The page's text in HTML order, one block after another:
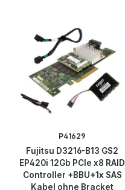
P41629
Fujitsu D3216-B13 GS2
EP420i 12Gb PCIe x8 RAID
Controller +BBU+1x SAS
Kabel ohne Bracket